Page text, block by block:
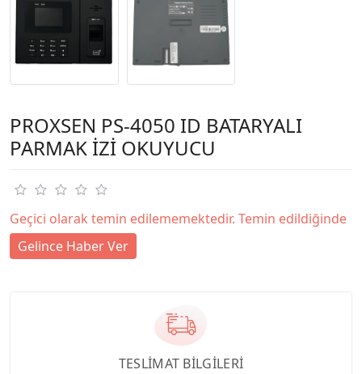
PROXSEN PS-4050 ID BATARYALI
PARMAK İZİ OKUYUCU
Geçici olarak temin edilememektedir. Temin edildiğinde
Gelince Haber Ver
TESLİMAT BİLGİLERİ